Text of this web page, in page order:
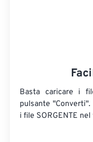
Basta caricare i
pulsante
i file SORGENTE nel